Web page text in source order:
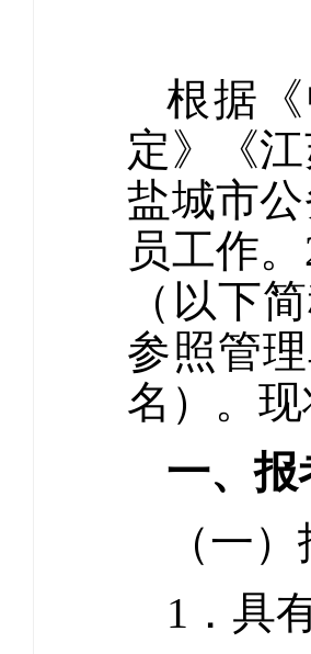
根据
定》《
盐城市
员工作
（以下
参照管
名）。
一、报
（一
1．具